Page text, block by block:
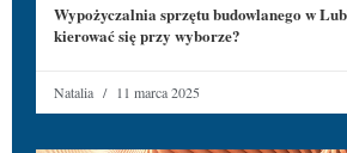
Wypożyczalnia sprzętu budowlanego w
kierować się przy wyborze?
Natalia 11 marca 2025